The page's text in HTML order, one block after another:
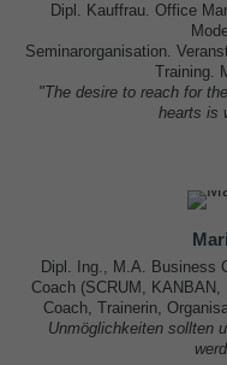
Dipl. Kauffrau. Office
Seminarorganisation.
Training.
"The desire to reach for
hearts is
Dipl. Ing., M.A. Business
Coach (SCRUM,
Coach, Trainerin,
Unmöglichkeiten sollten